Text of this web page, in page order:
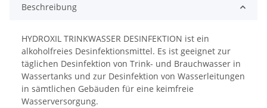
Beschreibung
HYDROXIL TRINKWASSER DESINFEKTION ist ein
alkoholfreies Desinfektionsmittel. Es ist geeignet zur
täglichen Desinfektion von Trink- und Brauchwasser in
Wassertanks und zur Desinfektion von Wasserleitungen
in sämtlichen Gebäuden für eine keimfreie
Wasserversorgung.